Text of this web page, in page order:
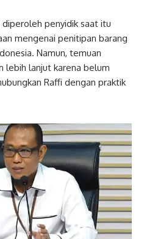
diperoleh penyidik saat itu
mengenai penitipan barang
Namun, temuan
lebih lanjut karena belum
Raffi dengan praktik